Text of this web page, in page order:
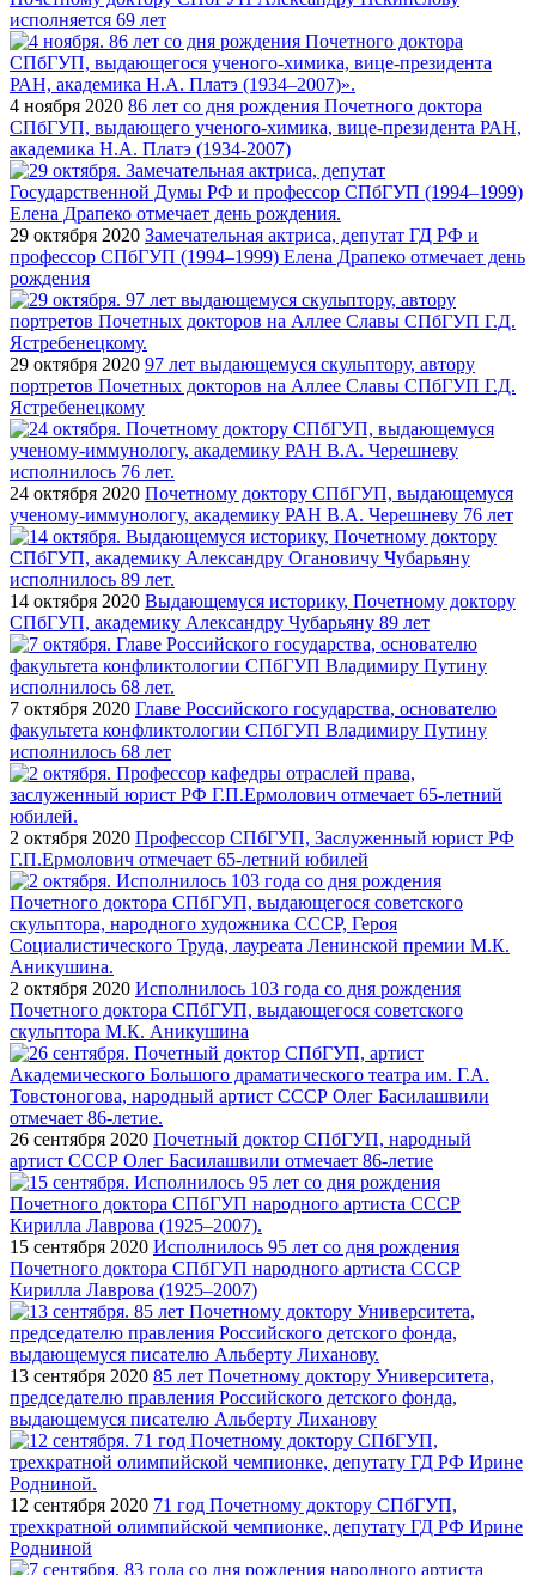
исполняется 69 лет
4 ноября 2020 86 лет со дня рождения Почетного доктора
СПбГУП, выдающего ученого-химика, вице-президента РАН,
академика Н.А. Платэ (1934-2007)
29 октября 2020 Замечательная актриса, депутат ГД РФ и
профессор СПбГУП (1994–1999) Елена Драпеко отмечает день
рождения
29 октября 2020 97 лет выдающемуся скульптору, автору
портретов Почетных докторов на Аллее Славы СПбГУП Г.Д.
Ястребенецкому
24 октября 2020 Почетному доктору СПбГУП, выдающемуся
ученому-иммунологу, академику РАН В.А. Черешневу 76 лет
14 октября 2020 Выдающемуся историку, Почетному доктору
СПбГУП, академику Александру Чубарьяну 89 лет
7 октября 2020 Главе Российского государства, основателю
факультета конфликтологии СПбГУП Владимиру Путину
исполнилось 68 лет
2 октября 2020 Профессор СПбГУП, Заслуженный юрист РФ
Г.П.Ермолович отмечает 65-летний юбилей
2 октября 2020 Исполнилось 103 года со дня рождения
Почетного доктора СПбГУП, выдающегося советского
скульптора М.К. Аникушина
26 сентября 2020 Почетный доктор СПбГУП, народный
артист СССР Олег Басилашвили отмечает 86-летие
15 сентября 2020 Исполнилось 95 лет со дня рождения
Почетного доктора СПбГУП народного артиста СССР
Кирилла Лаврова (1925–2007)
13 сентября 2020 85 лет Почетному доктору Университета,
председателю правления Российского детского фонда,
выдающемуся писателю Альберту Лиханову
12 сентября 2020 71 год Почетному доктору СПбГУП,
трехкратной олимпийской чемпионке, депутату ГД РФ Ирине
Родниной